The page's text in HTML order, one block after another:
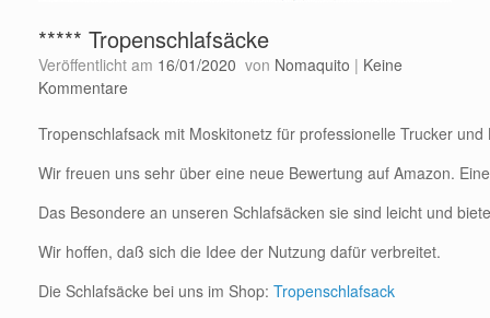
***** Tropenschlafsäcke
Veröffentlicht am 16/01/2020 von Nomaquito | Keine
Kommentare
Tropenschlafsack mit Moskitonetz für professionelle Trucker und
Wir freuen uns sehr über eine neue Bewertung auf Amazon.
Das Besondere an unseren Schlafsäcken sie sind leicht und
Wir hoffen, daß sich die Idee der Nutzung dafür verbreitet.
Die Schlafsäcke bei uns im Shop: Tropenschlafsack